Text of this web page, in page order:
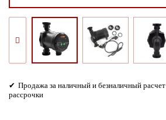
Продажа за наличный и безналичный расчет
рассрочки